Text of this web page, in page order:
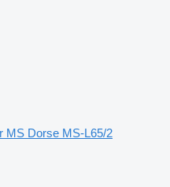
MS Dorse MS-L65/2